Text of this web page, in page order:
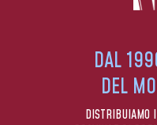
DAL
DEL
DISTRIBUIAMO